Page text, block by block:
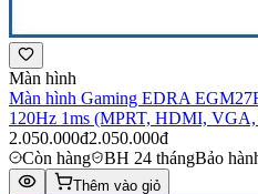
Màn hình
Màn hình Gaming EDRA
120Hz 1ms (MPRT, HDMI,
2.050.000đ2.050.000đ
Còn hàng
BH 24 thángBảo
Thêm vào giỏ